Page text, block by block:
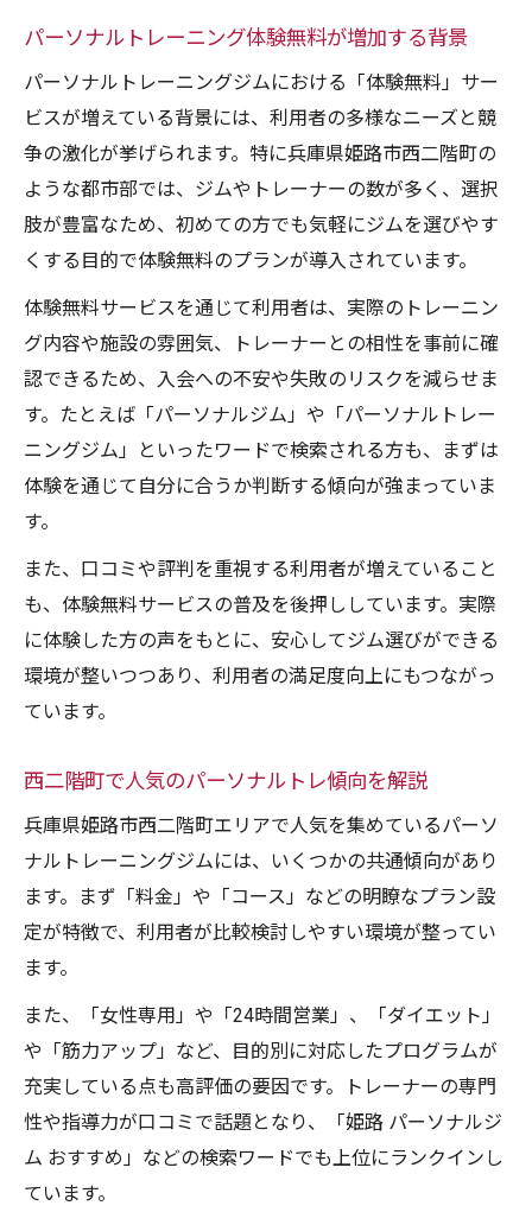
パーソナルトレーニング体験無料が増加する背景
パーソナルトレーニングジムにおける「体験無料」サー
ビスが増えている背景には、利用者の多様なニーズと競
争の激化が挙げられます。特に兵庫県姫路市西二階町の
ような都市部では、ジムやトレーナーの数が多く、選択
肢が豊富なため、初めての方でも気軽にジムを選びやす
くする目的で体験無料のプランが導入されています。
体験無料サービスを通じて利用者は、実際のトレーニン
グ内容や施設の雰囲気、トレーナーとの相性を事前に確
認できるため、入会への不安や失敗のリスクを減らせま
す。たとえば「パーソナルジム」や「パーソナルトレー
ニングジム」といったワードで検索される方も、まずは
体験を通じて自分に合うか判断する傾向が強まっていま
す。
また、口コミや評判を重視する利用者が増えていること
も、体験無料サービスの普及を後押ししています。実際
に体験した方の声をもとに、安心してジム選びができる
環境が整いつつあり、利用者の満足度向上にもつながっ
ています。
西二階町で人気のパーソナルトレ傾向を解説
兵庫県姫路市西二階町エリアで人気を集めているパーソ
ナルトレーニングジムには、いくつかの共通傾向があり
ます。まず「料金」や「コース」などの明瞭なプラン設
定が特徴で、利用者が比較検討しやすい環境が整ってい
ます。
また、「女性専用」や「24時間営業」、「ダイエット」
や「筋力アップ」など、目的別に対応したプログラムが
充実している点も高評価の要因です。トレーナーの専門
性や指導力が口コミで話題となり、「姫路 パーソナルジ
ム おすすめ」などの検索ワードでも上位にランクインし
ています。